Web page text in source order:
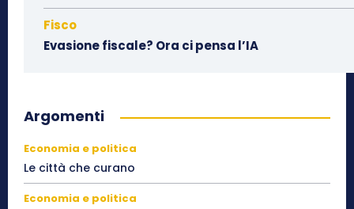
Fisco
Evasione fiscale? Ora ci pensa l’IA
Argomenti
Economia e politica
Le città che curano
Economia e politica